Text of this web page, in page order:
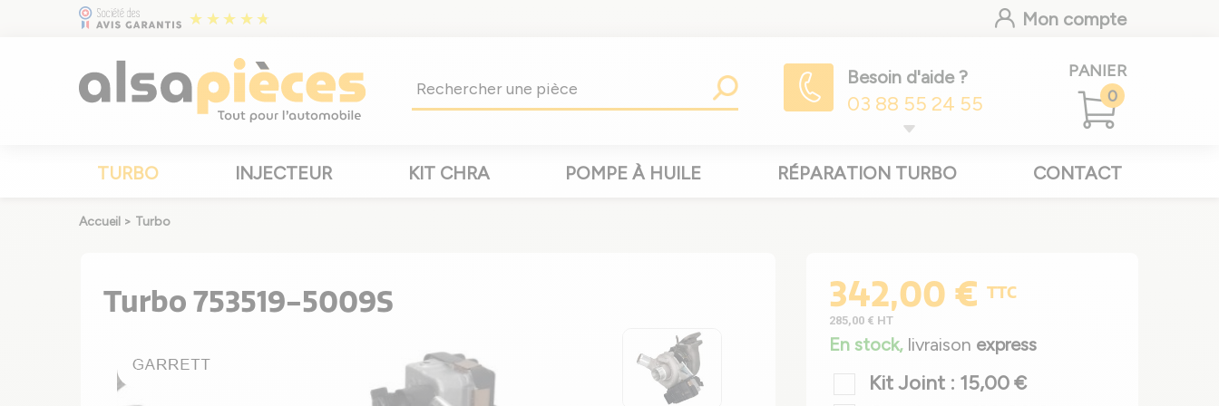
Mon compte
Besoin d'aide ?
03 88 55 24 55
PANIER
0
TURBO INJECTEUR KIT CHRA POMPE À HUILE RÉPARATION TURBO CONTACT
Accueil > Turbo
Turbo 753519-5009S 342,00 € TTC
285,00 € HT
En stock, livraison express
Kit Joint : 15,00 €